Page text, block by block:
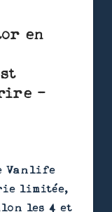
en
-
Vanlife
limitée,
les 4 et